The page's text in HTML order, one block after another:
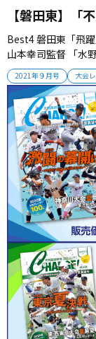
2021年９月号 大会
【磐田東】
Best4 磐田東「飛
山本幸司監督 「水
た」冨田優吾 第１
春にベスト８入り
から勝利を奪い、
山司...